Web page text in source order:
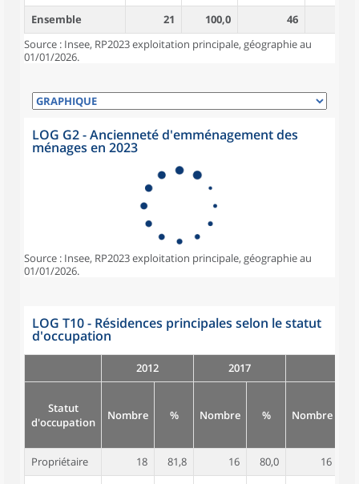
Ensemble
21 100,0 46
Source : Insee, RP2023 exploitation principale, géographie au
01/01/2026.
LOG G2 - Ancienneté d'emménagement des
ménages en 2023
Source : Insee, RP2023 exploitation principale, géographie au
01/01/2026.
LOG T10 - Résidences principales selon le statut
d'occupation
2012 2017
Statut
d'occupation
Nombre % Nombre % Nombre
Propriétaire 18 81,8 16 80,0 16